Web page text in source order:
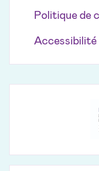
Politique de
Accessibilité